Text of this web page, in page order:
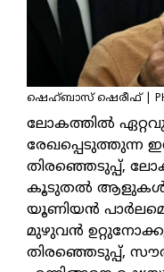
ഷെഹ്ബാസ് ഷെരീഫ് |
ലോകത്തില്‍
രേഖപ്പെടുത്തുന്ന
തിരഞ്ഞെടുപ്പ്,
കൂടുതല്‍ ആളുകള്‍
യൂണിയന്‍
മുഴുവന്‍
തിരഞ്ഞെടുപ്പ്,